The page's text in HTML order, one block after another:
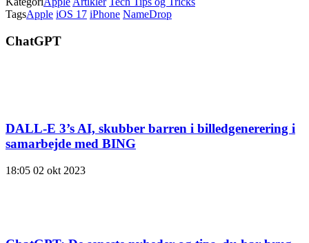
TagsApple iOS 17 iPhone NameDrop
ChatGPT
DALL-E 3’s AI, skubber barren i billedgenerering i
samarbejde med BING
18:05 02 okt 2023